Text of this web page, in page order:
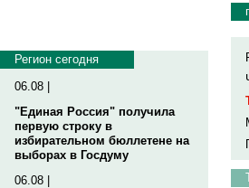
Регион сегодня
06.08 |
"Единая Россия" получила
первую строку в
избирательном бюллетене на
выборах в Госдуму
06.08 |